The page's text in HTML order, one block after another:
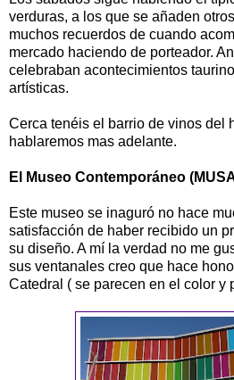
verduras, a los que se añaden
muchos recuerdos de cuando
mercado haciendo de porteador.
celebraban acontecimientos
artísticas.
Cerca tenéis el barrio de vinos del
hablaremos mas adelante.
El Museo Contemporáneo
Este museo se inaguró no hace
satisfacción de haber recibido un
su diseño. A mí la verdad no me
sus ventanales creo que hace
Catedral ( se parecen en el color y